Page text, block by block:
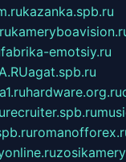
kazanka.spb.ru
fabrika-emotsiy.ru
agat.spb.ru
hardware.org.ru
recruiter.spb.ru